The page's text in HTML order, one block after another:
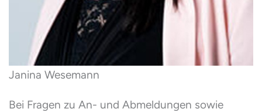
Janina Wesemann
Bei Fragen zu An- und Abmeldungen sowie